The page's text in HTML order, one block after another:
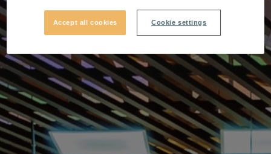
Accept all cookies Cookie settings